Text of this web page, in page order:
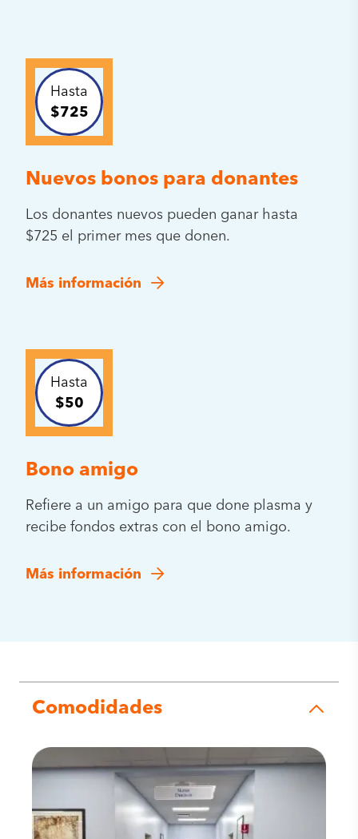
Hasta
$725
Nuevos bonos para donantes
Los donantes nuevos pueden ganar hasta
$725 el primer mes que donen.
Más información
Hasta
$50
Bono amigo
Refiere a un amigo para que done plasma y
recibe fondos extras con el bono amigo.
Más información
Comodidades